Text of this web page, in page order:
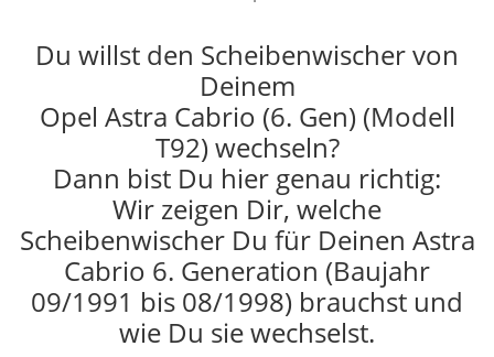
Du willst den Scheibenwischer von
Deinem
Opel Astra Cabrio (6. Gen) (Modell
T92) wechseln?
Dann bist Du hier genau richtig:
Wir zeigen Dir, welche
Scheibenwischer Du für Deinen Astra
Cabrio 6. Generation (Baujahr
09/1991 bis 08/1998) brauchst und
wie Du sie wechselst.